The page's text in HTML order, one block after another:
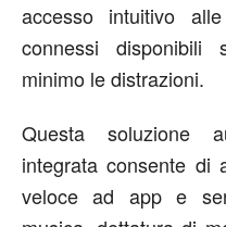
accesso intuitivo
connessi disponibili
minimo le distrazioni.
Questa soluzione
integrata consente di
veloce ad app e